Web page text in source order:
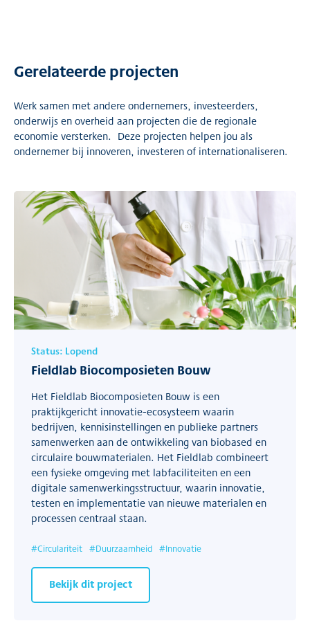
Gerelateerde projecten
Werk samen met andere ondernemers, investeerders,
onderwijs en overheid aan projecten die de regionale
economie versterken. Deze projecten helpen jou als
ondernemer bij innoveren, investeren of internationaliseren.
Status: Lopend
Fieldlab Biocomposieten Bouw
Het Fieldlab Biocomposieten Bouw is een
praktijkgericht innovatie-ecosysteem waarin
bedrijven, kennisinstellingen en publieke partners
samenwerken aan de ontwikkeling van biobased en
circulaire bouwmaterialen. Het Fieldlab combineert
een fysieke omgeving met labfaciliteiten en een
digitale samenwerkingsstructuur, waarin innovatie,
testen en implementatie van nieuwe materialen en
processen centraal staan.
#Circulariteit #Duurzaamheid #Innovatie
Bekijk dit project